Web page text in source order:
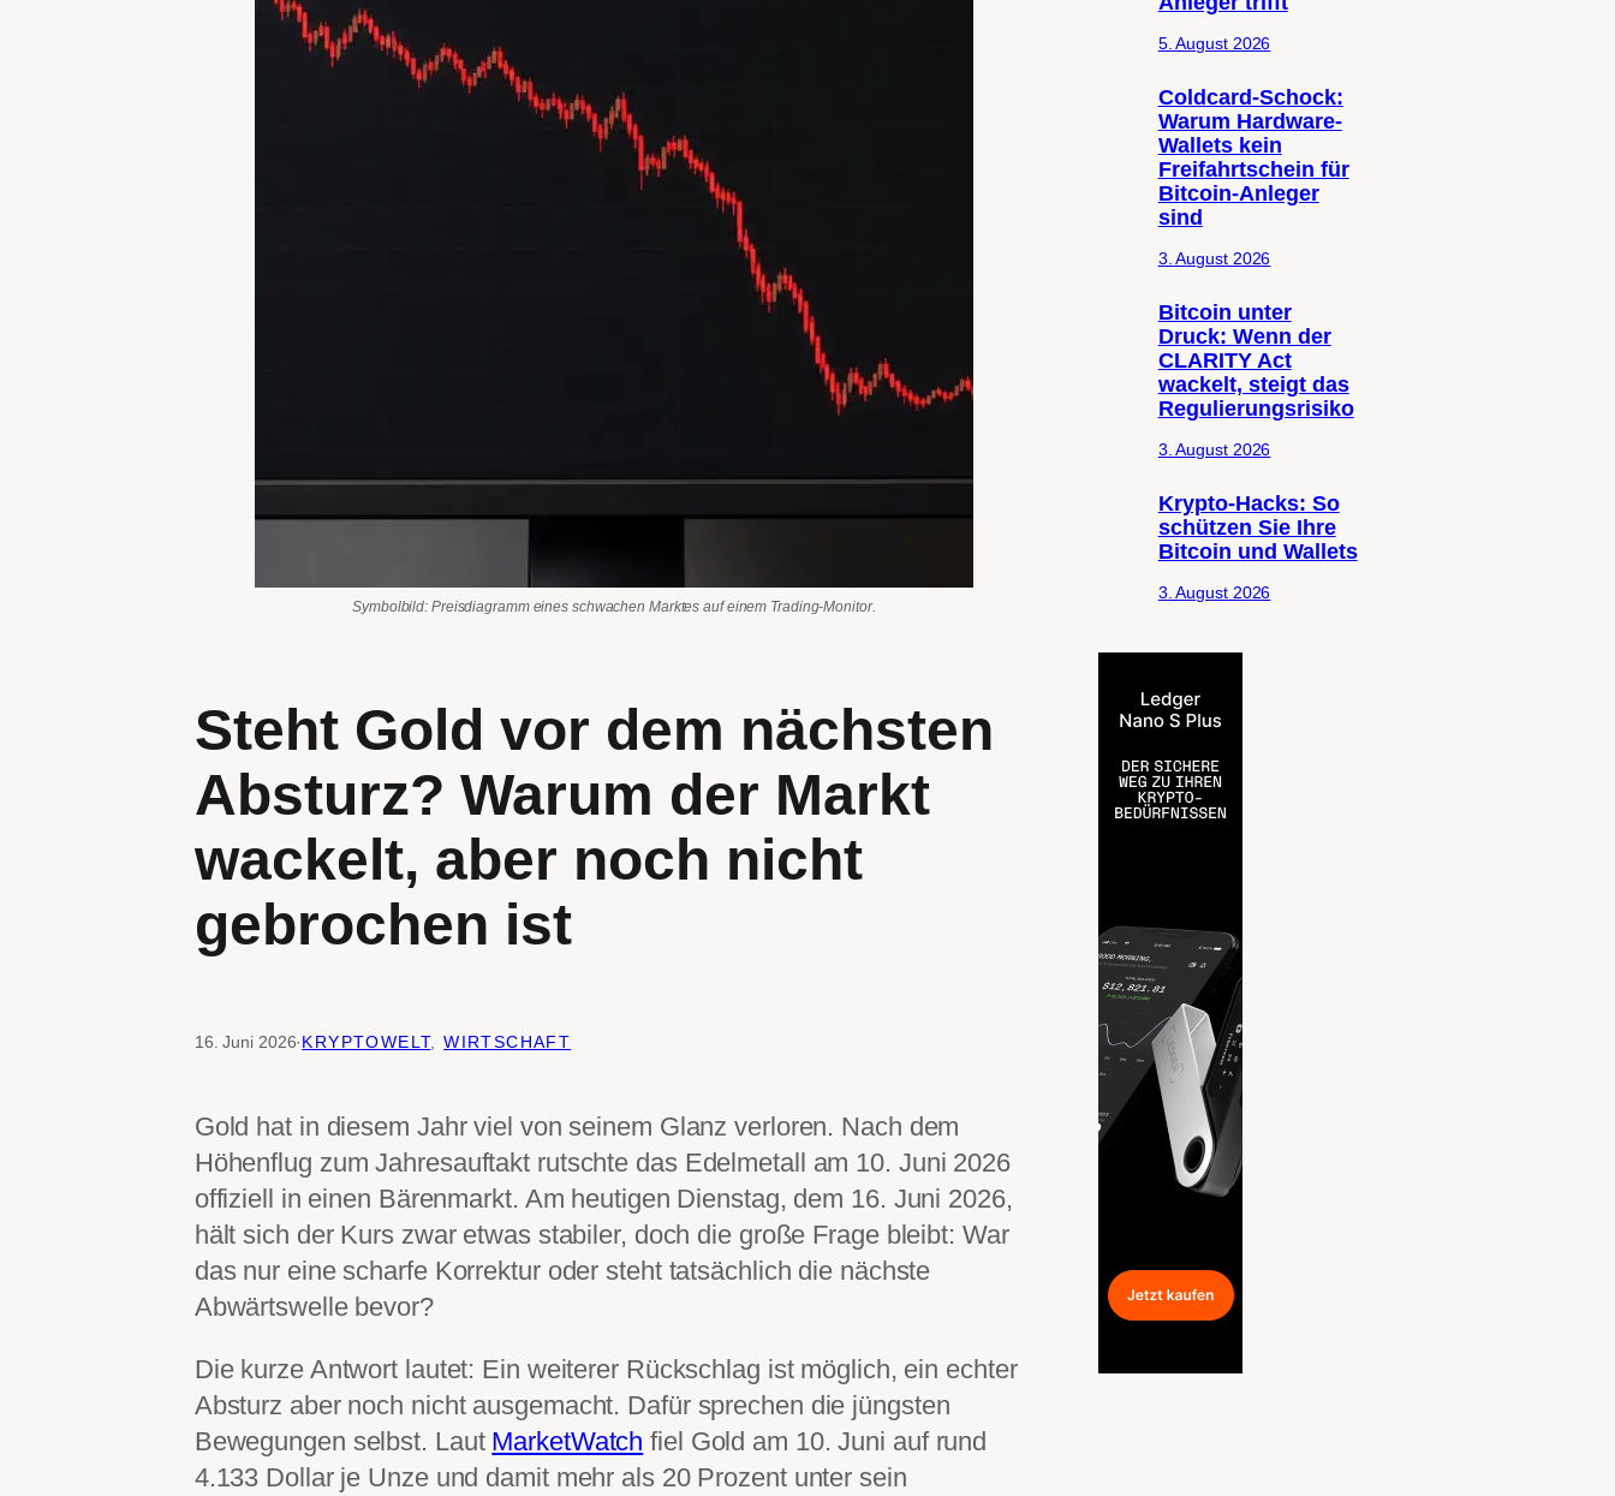
Symbolbild: Preisdiagramm eines schwachen Marktes auf einem Trading-Monitor.
Steht Gold vor dem nächsten
Absturz? Warum der Markt
wackelt, aber noch nicht
gebrochen ist
16. Juni 2026·KRYPTOWELT, WIRTSCHAFT
Gold hat in diesem Jahr viel von seinem Glanz verloren. Nach dem
Höhenflug zum Jahresauftakt rutschte das Edelmetall am 10. Juni 2026
offiziell in einen Bärenmarkt. Am heutigen Dienstag, dem 16. Juni 2026,
hält sich der Kurs zwar etwas stabiler, doch die große Frage bleibt: War
das nur eine scharfe Korrektur oder steht tatsächlich die nächste
Abwärtswelle bevor?
Die kurze Antwort lautet: Ein weiterer Rückschlag ist möglich, ein echter
Absturz aber noch nicht ausgemacht. Dafür sprechen die jüngsten
Bewegungen selbst. Laut MarketWatch fiel Gold am 10. Juni auf rund
4.133 Dollar je Unze und damit mehr als 20 Prozent unter sein
5. August 2026
Coldcard-Schock:
Warum Hardware-
Wallets kein
Freifahrtschein für
Bitcoin-Anleger
sind
3. August 2026
Bitcoin unter
Druck: Wenn der
CLARITY Act
wackelt, steigt das
Regulierungsrisiko
3. August 2026
Krypto-Hacks: So
schützen Sie Ihre
Bitcoin und Wallets
3. August 2026